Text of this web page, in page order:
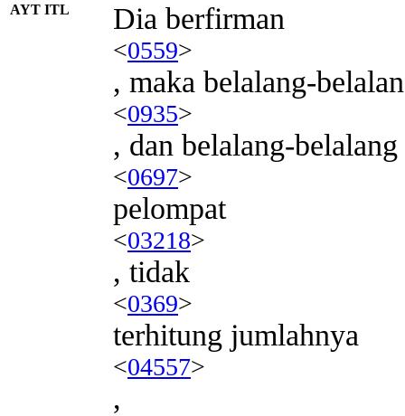
AYT ITL Dia berfirman
<0559>
, maka belalang-
<0935>
, dan belalang-belalang
<0697>
pelompat
<03218>
, tidak
<0369>
terhitung jumlahnya
<04557>
,